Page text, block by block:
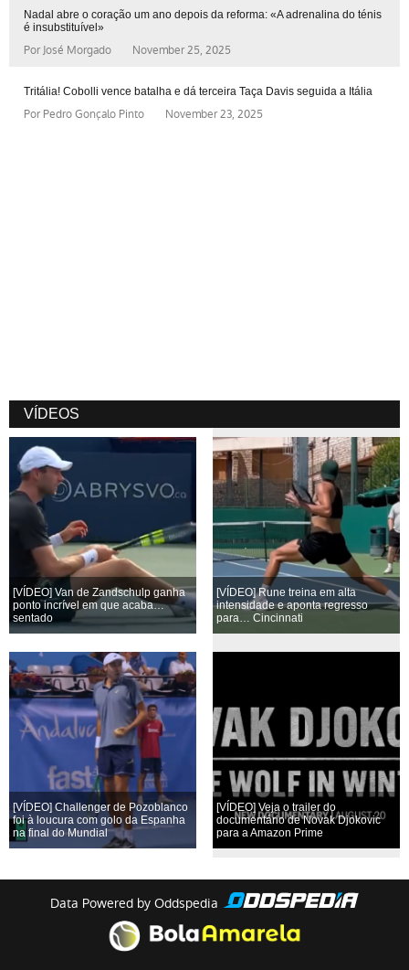
Nadal abre o coração um ano depois da reforma: «A adrenalina do ténis
é insubstituível»
Por José Morgado November 25, 2025
Tritália! Cobolli vence batalha e dá terceira Taça Davis seguida a Itália
PorPedro Gonçalo Pinto November 23, 2025
VÍDEOS
[VÍDEO] Van de Zandschulp ganha
ponto incrível em que acaba…
sentado
[VÍDEO] Rune treina em alta
intensidade e aponta regresso
para… Cincinnati
[VÍDEO] Challenger de Pozoblanco
foi à loucura com golo da Espanha
na final do Mundial
[VÍDEO] Veja o trailer do
documentário de Novak Djokovic
para a Amazon Prime
Data Powered by Oddspedia